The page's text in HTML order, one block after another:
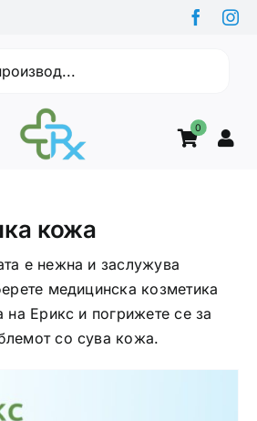
0
кожа
е нежна и заслужува
медицинска козметика
на Ерикс и погрижете се за
со сува кожа.